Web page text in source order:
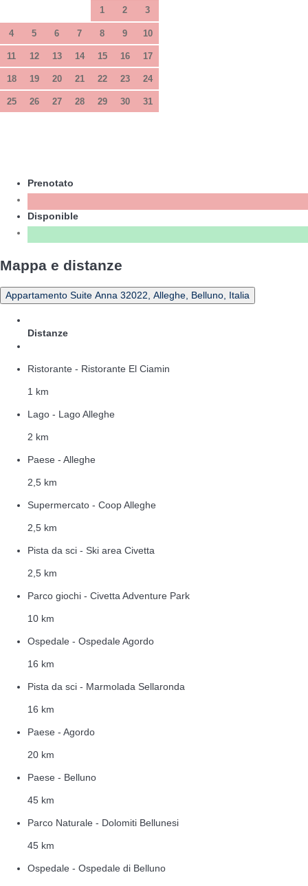
1 2 3
4 5 6 7 8 9 10
11 12 13 14 15 16 17
18 19 20 21 22 23 24
25 26 27 28 29 30 31
Prenotato
Disponible
Mappa e distanze
Appartamento Suite Anna 32022, Alleghe, Belluno, Italia
Distanze
Ristorante - Ristorante El Ciamin
1 km
Lago - Lago Alleghe
2 km
Paese - Alleghe
2,5 km
Supermercato - Coop Alleghe
2,5 km
Pista da sci - Ski area Civetta
2,5 km
Parco giochi - Civetta Adventure Park
10 km
Ospedale - Ospedale Agordo
16 km
Pista da sci - Marmolada Sellaronda
16 km
Paese - Agordo
20 km
Paese - Belluno
45 km
Parco Naturale - Dolomiti Bellunesi
45 km
Ospedale - Ospedale di Belluno